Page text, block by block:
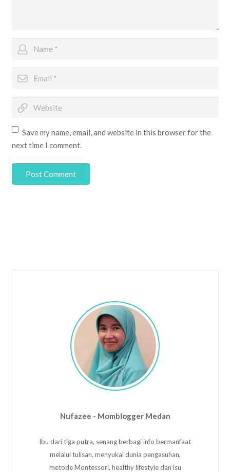
Save my name, email, and website in this browser for the
next time I comment.
Post Comment
Nufazee - Momblogger Medan
Ibu dari tiga putra, senang berbagi info bermanfaat
melalui tulisan, menyukai dunia pengasuhan,
metode Montessori, healthy lifestyle dan isu